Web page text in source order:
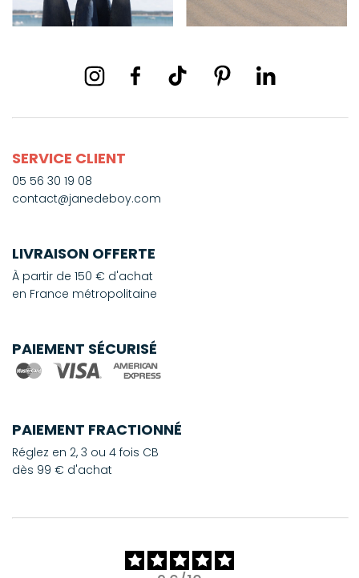
SERVICE CLIENT
05 56 30 19 08
contact@janedeboy.com
LIVRAISON OFFERTE
À partir de 150 € d'achat
en France métropolitaine
PAIEMENT SÉCURISÉ
PAIEMENT FRACTIONNÉ
Réglez en 2, 3 ou 4 fois CB
dès 99 € d'achat